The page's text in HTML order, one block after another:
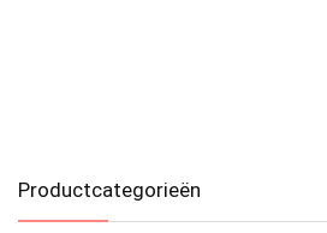
Productcategorieën